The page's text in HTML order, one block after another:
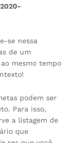
se nessa
de um
mesmo tempo
podem ser
Para isso,
a listagem de
que